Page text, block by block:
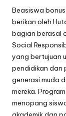
Beasiswa
berikan oleh
bagian berasal
Social
yang bertujuan
pendidikan dan
generasi muda
mereka.
menopang